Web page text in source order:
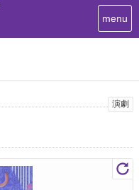
T
o
i
g
menu
演劇